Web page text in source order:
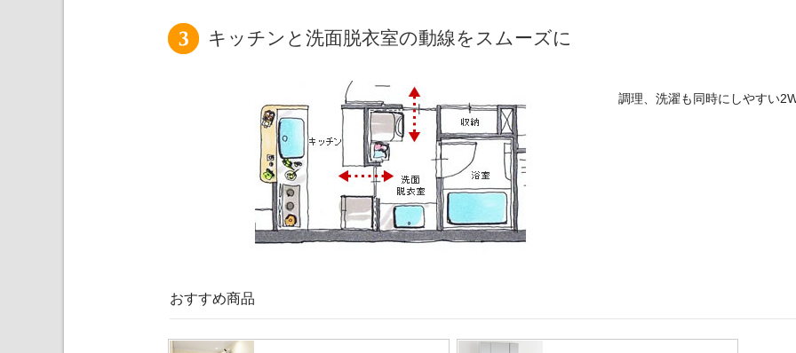
キッチンと洗面脱衣室の動線をスムーズに
調理、洗濯も同時にしやすい
おすすめ商品